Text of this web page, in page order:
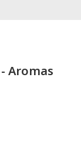
Aromas